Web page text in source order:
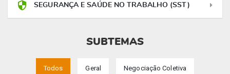
SEGURANÇA E SAÚDE NO TRABALHO (SST)
SUBTEMAS
Todos Geral Negociação Coletiva